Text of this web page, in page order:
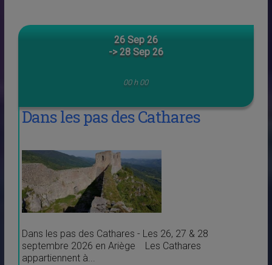
26 Sep 26
-> 28 Sep 26
00 h 00
Dans les pas des Cathares
Dans les pas des Cathares - Les 26, 27 & 28
septembre 2026 en Ariège Les Cathares
appartiennent à...